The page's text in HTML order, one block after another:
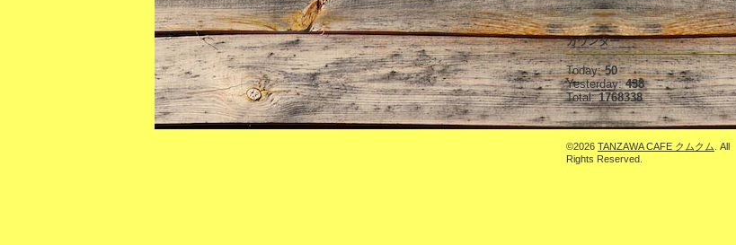
カウンター
Today:50
Yesterday:438
Total:1768338
©2026 TANZAWA CAFE クムクム . All
Rights Reserved.